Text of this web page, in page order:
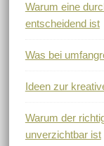
Warum eine
entscheidend ist
Was bei
Ideen zur
Warum der
unverzichtbar ist